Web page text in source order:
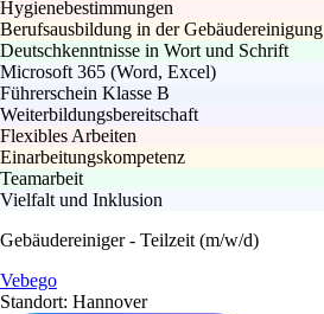
Hygienebestimmungen
Berufsausbildung in der Gebäudereinigung
Deutschkenntnisse in Wort und Schrift
Microsoft 365 (Word, Excel)
Führerschein Klasse B
Weiterbildungsbereitschaft
Flexibles Arbeiten
Einarbeitungskompetenz
Teamarbeit
Vielfalt und Inklusion
Gebäudereiniger - Teilzeit (m/w/d)
Vebego
Standort: Hannover